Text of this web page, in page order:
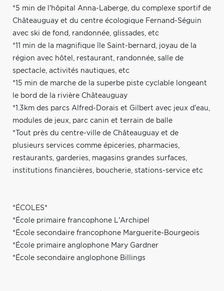
*5 min de l'hôpital Anna-Laberge, du complexe sportif de
Châteauguay et du centre écologique Fernand-Séguin
avec ski de fond, randonnée, glissades, etc
*11 min de la magnifique île Saint-bernard, joyau de la
région avec hôtel, restaurant, randonnée, salle de
spectacle, activités nautiques, etc
*15 min de marche de la superbe piste cyclable longeant
le bord de la rivière Châteauguay
*1.3km des parcs Alfred-Dorais et Gilbert avec jeux d'eau,
modules de jeux, parc canin et terrain de balle
*Tout près du centre-ville de Châteauguay et de
plusieurs services comme épiceries, pharmacies,
restaurants, garderies, magasins grandes surfaces,
institutions financières, boucherie, stations-service etc
*ÉCOLES*
*École primaire francophone L'Archipel
*École secondaire francophone Marguerite-Bourgeois
*École primaire anglophone Mary Gardner
*École secondaire anglophone Billings